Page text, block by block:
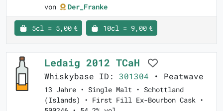
von
Der_Franke
5cl = 5,00 € 10cl = 9,00 €
Ledaig 2012 TCaH
Whiskybase ID: 301304 • Peatwave
13 Jahre • Single Malt • Schottland
(Islands) • First Fill Ex-Bourbon Cask •